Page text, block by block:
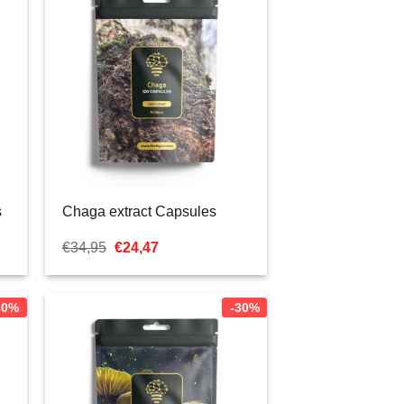
Chaga extract Capsules
€34,95 Ursprünglicher
war:
€24,47Aktueller
ist:
-30%